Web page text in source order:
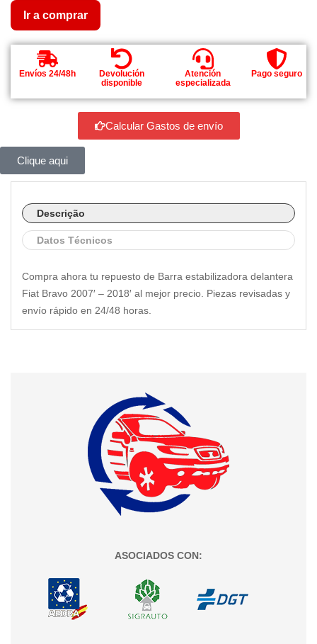
Ir a comprar
Envíos 24/48h
Devolución
disponible
Atención
especializada
Pago seguro
Calcular Gastos de envío
Clique aqui
Descrição
Datos Técnicos
Compra ahora tu repuesto de Barra estabilizadora delantera
Fiat Bravo 2007′ – 2018′ al mejor precio. Piezas revisadas y
envío rápido en 24/48 horas.
ASOCIADOS CON: